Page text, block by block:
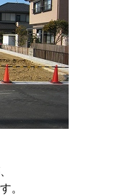
。